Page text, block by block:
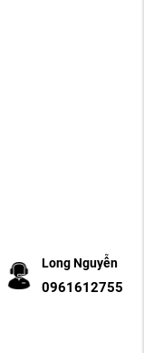
Long Nguyễn
0961612755